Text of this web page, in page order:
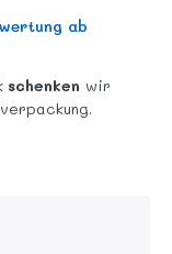
ab
schenken wir